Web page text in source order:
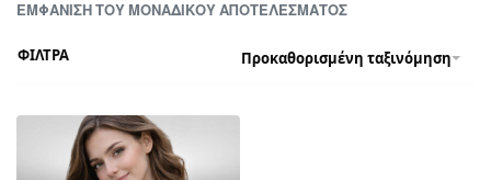
ΕΜΦΆΝΙΣΗ ΤΟΥ ΜΟΝΑΔΙΚΟΎ ΑΠΟΤΕΛΈΣΜΑΤΟΣ
Προκαθορισμένη ταξινόμηση
ΦΙΛΤΡΑ